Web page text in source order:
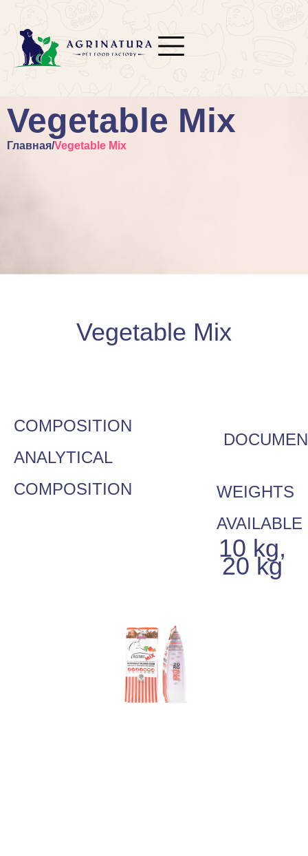
Vegetable Mix
Главная/Vegetable Mix
Vegetable Mix
COMPOSITION
ANALYTICAL
COMPOSITION
WEIGHTS
AVAILABLE
10 kg,
20 kg